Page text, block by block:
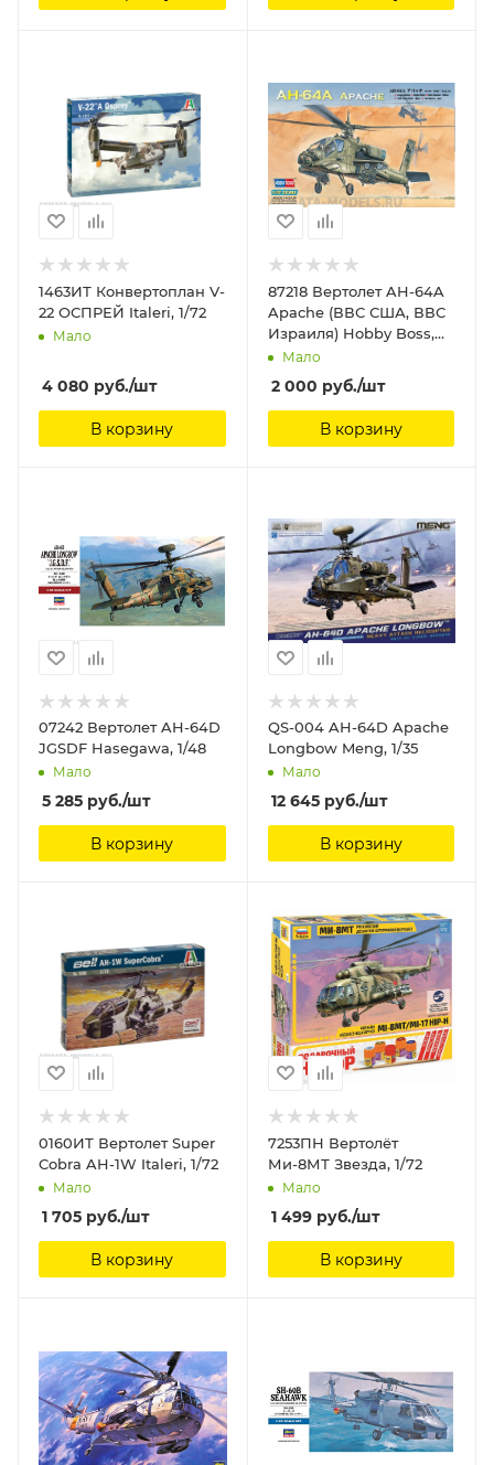
1463ИТ Конвертоплан V-
22 ОСПРЕЙ Italeri, 1/72
Мало
4 080 руб./шт
В корзину
87218 Вертолет AH-64A
Apache (ВВС США, ВВС
Израиля) Hobby Boss,
1/72Мало
2 000 руб./шт
В корзину
07242 Вертолет AH-64D
JGSDF Hasegawa, 1/48
Мало
5 285 руб./шт
В корзину
QS-004 AH-64D Apache
Longbow Meng, 1/35
Мало
12 645руб./шт
В корзину
0160ИТ Вертолет Super
Cobra AH-1W Italeri, 1/72
Мало
1 705 руб./шт
В корзину
7253ПН Вертолёт
Ми-8МТ Звезда, 1/72
Мало
1 499руб./шт
В корзину